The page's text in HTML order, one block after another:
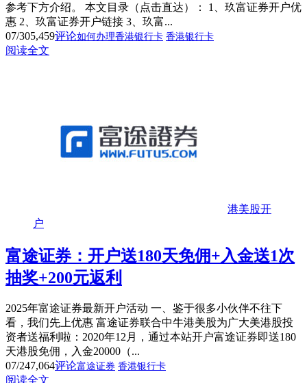
参考下方介绍。 本文目录（点击直达）： 1、玖富证券开户优
惠 2、玖富证券开户链接 3、玖富...
07/305,459评论如何办理香港银行卡 香港银行卡
阅读全文
港美股开
户
富途证券：开户送180天免佣+入金送1次
抽奖+200元返利
2025年富途证券最新开户活动 一、鉴于很多小伙伴不往下
看，我们先上优惠 富途证券联合中牛港美股为广大美港股投
资者送福利啦：2020年12月，通过本站开户富途证券即送180
天港股免佣，入金20000（...
07/247,064评论富途证券 香港银行卡
阅读全文